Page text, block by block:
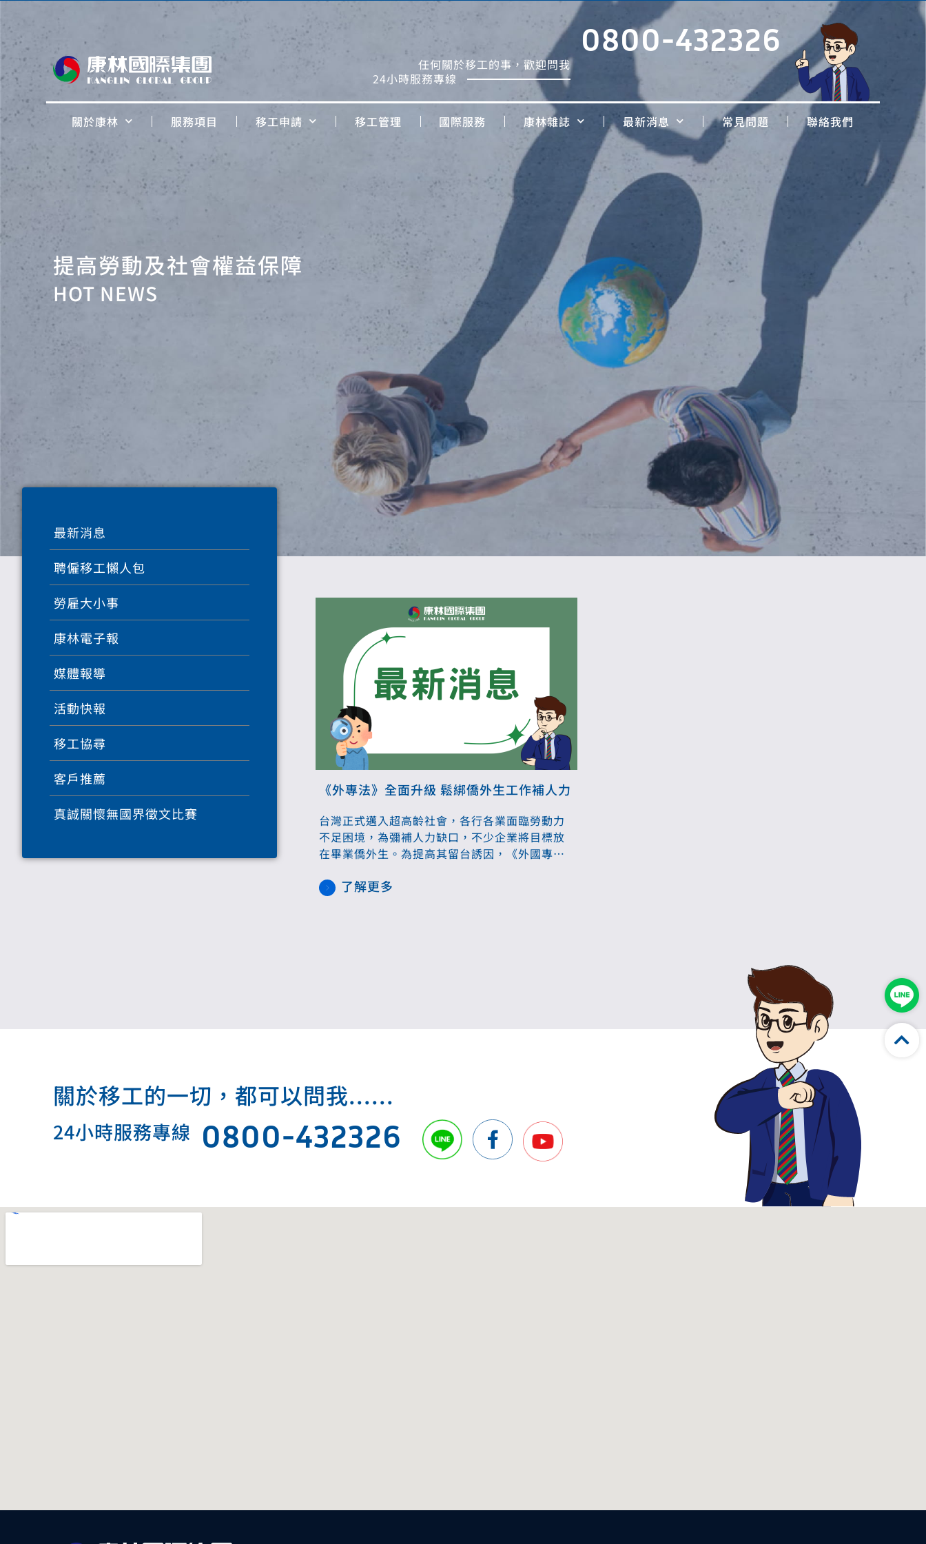
任何關於移工的事，歡迎問我
24小時服務專線
0800-432326
關於康林 服務項目 移工申請 移工管理 國際服務 康林雜誌 最新消息 常見問題 聯絡我們
提高勞動及社會權益保障
HOT NEWS
最新消息
聘僱移工懶人包
勞雇大小事
康林電子報
媒體報導
活動快報
移工協尋
客戶推薦
真誠關懷無國界徵文比賽
《外專法》全面升級 鬆綁僑外生工作補人力
台灣正式邁入超高齡社會，各行各業面臨勞動力
不足困境，為彌補人力缺口，不少企業將目標放
在畢業僑外生。為提高其留台誘因，《外國專業
通過，鬆綁國際頂大畢業來台從事專技工作條
了解更多
關於移工的一切，都可以問我......
24小時服務專線 0800-432326